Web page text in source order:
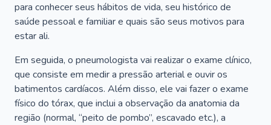
para conhecer seus hábitos de vida, seu histórico de
saúde pessoal e familiar e quais são seus motivos para
estar ali.
Em seguida, o pneumologista vai realizar o exame clínico,
que consiste em medir a pressão arterial e ouvir os
batimentos cardíacos. Além disso, ele vai fazer o exame
físico do tórax, que inclui a observação da anatomia da
região (normal, “peito de pombo”, escavado etc.), a